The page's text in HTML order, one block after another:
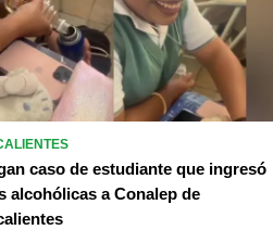
caso de estudiante que ingresó
alcohólicas a Conalep de